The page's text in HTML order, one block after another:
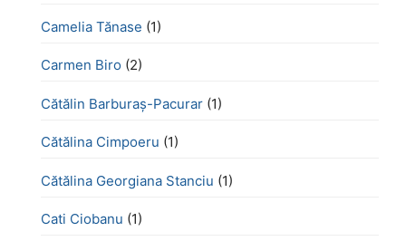
Camelia Tănase (1)
Carmen Biro (2)
Cătălin Barburaș-Pacurar (1)
Cătălina Cimpoeru (1)
Cătălina Georgiana Stanciu (1)
Cati Ciobanu (1)